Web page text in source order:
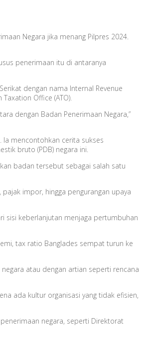
Negara jika menang Pilpres 2024.
penerimaan itu di antaranya
dengan nama Internal Revenue
Office (ATO).
dengan Badan Penerimaan Negara,”
mencontohkan cerita sukses
bruto (PDB) negara ini.
badan tersebut sebagai salah satu
impor, hingga pengurangan upaya
sisi keberlanjutan menjaga pertumbuhan
tax ratio Banglades sempat turun ke
atau dengan artian seperti rencana
ada kultur organisasi yang tidak efisien,
negara, seperti Direktorat